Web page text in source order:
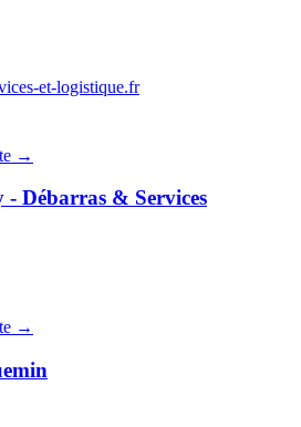
et-logistique.fr
→
Débarras & Services
→